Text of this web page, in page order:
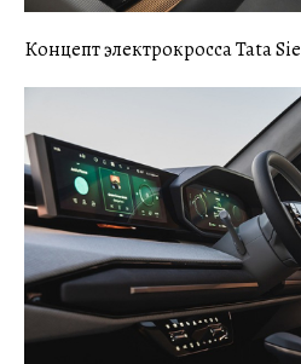
Концепт электрокросса Tata